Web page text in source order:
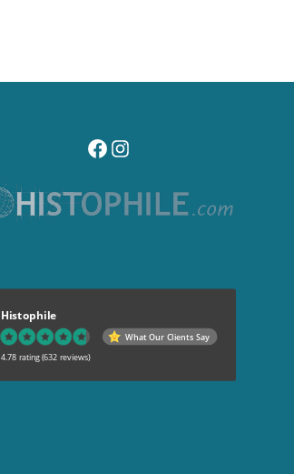
visitez notre page facebook
suivez notre compte
Histophile
What Our Clients Say
4.78 rating (632 reviews)